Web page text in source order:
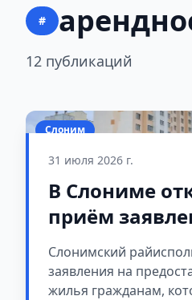
#
12 публикаций
Слоним
31 июля 2026 г.
В Слониме
приём
арендное
специалистов
Слонимский
заявления на
жилья гражданам,